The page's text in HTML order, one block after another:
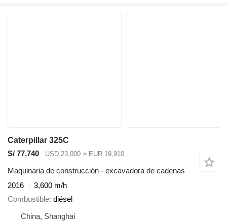
Caterpillar 325C
S/ 77,740
USD 23,000 ≈ EUR 19,910
Maquinaria de construcción - excavadora de cadenas
2016
3,600 m/h
Combustible diésel
China, Shanghai